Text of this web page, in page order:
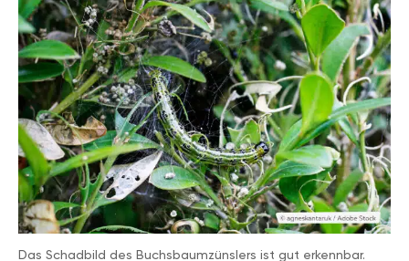
Das Schadbild des Buchsbaumzünslers ist gut erkennbar.